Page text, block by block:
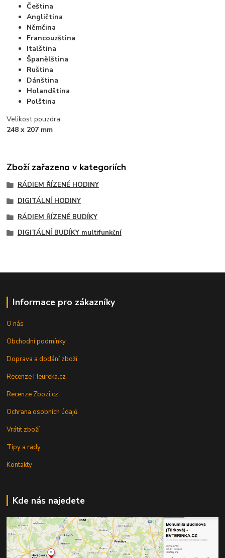
Čeština
Angličtina
Němčina
Francouzština
Italština
Španělština
Ruština
Dánština
Holandština
Polština
Velikost pouzdra
248 x 207 mm
Zboží zařazeno v kategoriích
RÁDIEM ŘÍZENÉ HODINY
DIGITÁLNÍ HODINY
RÁDIEM ŘÍZENÉ BUDÍKY
DIGITÁLNÍ BUDÍKY multifunkční
Informace pro zákazníky
O nás
Obchodní podmínky
Doprava a dodání zboží
Recenze Heureka.cz
Recenze Zbozi.cz
Ochrana osobních údajů
Vrátit zboží
Tipy a rady
Kontakty
Kde nás najedete